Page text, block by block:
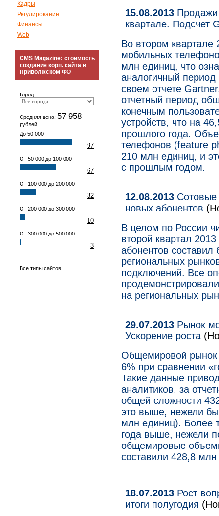
Кадры
Регулирование
Финансы
Web
CMS Magazine: стоимость
создания корп. сайта в
Приволжском ФО
Город:
Средняя цена: 57 958
рублей
До 50 000
97
От 50 000 до 100 000
67
От 100 000 до 200 000
32
От 200 000 до 300 000
10
От 300 000 до 500 000
3
Все типы сайтов
15.08.2013
квартале. Подсчет
Во втором квартале
мобильных
млн единиц, что
аналогичный
своем отчете
отчетный период
конечным
устройств, что на
прошлого года.
телефонов (feature
210 млн единиц, и
с прошлым годом.
12.08.2013 Сотовые
новых абонентов
В целом по России
второй квартал
абонентов
региональных
подключений. Все
на региональных
29.07.2013 Рынок
Ускорение роста
Общемировой рынок
6% при сравнении
Такие данные
аналитиков, за
общей сложности
это выше, нежели
млн единиц). Более
года выше, нежели
общемировые
составили 428,8 млн
18.07.2013 Рост
итоги полугодия